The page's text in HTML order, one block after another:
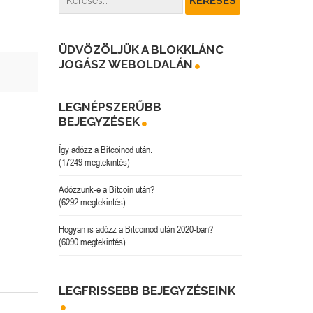
ÜDVÖZÖLJÜK A BLOKKLÁNC
JOGÁSZ WEBOLDALÁN
LEGNÉPSZERŰBB
BEJEGYZÉSEK
Így adózz a Bitcoinod után.
(17249 megtekintés)
Adózzunk-e a Bitcoin után?
(6292 megtekintés)
Hogyan is adózz a Bitcoinod után 2020-ban?
(6090 megtekintés)
LEGFRISSEBB BEJEGYZÉSEINK